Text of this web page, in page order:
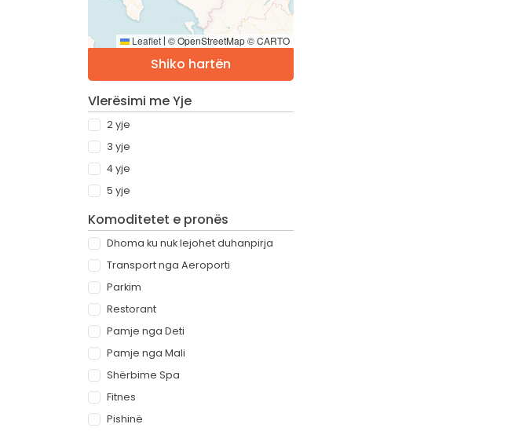
Leaflet | © OpenStreetMap © CARTO
Shiko hartën
Vlerësimi me Yje
2 yje
3 yje
4 yje
5 yje
Komoditetet e pronës
Dhoma ku nuk lejohet duhanpirja
Transport nga Aeroporti
Parkim
Restorant
Pamje nga Deti
Pamje nga Mali
Shërbime Spa
Fitnes
Pishinë